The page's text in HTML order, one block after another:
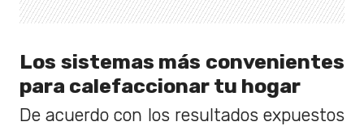
Los sistemas más convenientes
para calefaccionar tu hogar
De acuerdo con los resultados expuestos